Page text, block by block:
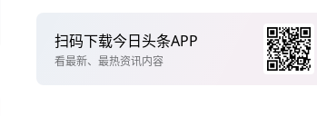
扫码下载今日头条APP
看最新、最热资讯内容